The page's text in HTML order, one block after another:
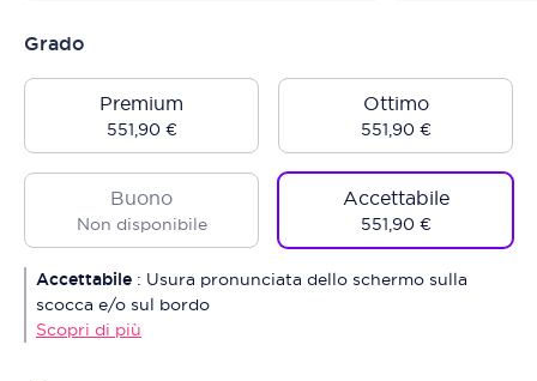
Grado
Premium
551,90 €
Ottimo
551,90 €
Buono
Non disponibile
Accettabile
551,90 €
Accettabile : Usura pronunciata dello schermo sulla
scocca e/o sul bordo
Scopri di più